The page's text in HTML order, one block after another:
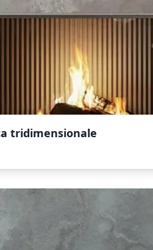
tridimensionale